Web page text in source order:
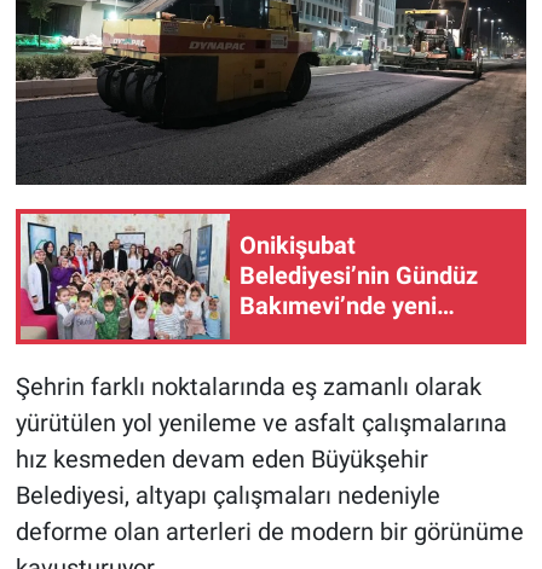
Onikişubat
Belediyesi’nin Gündüz
Bakımevi’nde yeni
Şehrin farklı noktalarında eş zamanlı olarak
yürütülen yol yenileme ve asfalt çalışmalarına
hız kesmeden devam eden Büyükşehir
Belediyesi, altyapı çalışmaları nedeniyle
deforme olan arterleri de modern bir görünüme